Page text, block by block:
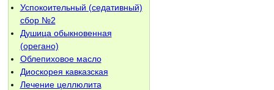
Успокоительный (седативный)
сбор №2
Душица обыкновенная
(орегано)
Облепиховое масло
Диоскорея кавказская
Лечение целлюлита